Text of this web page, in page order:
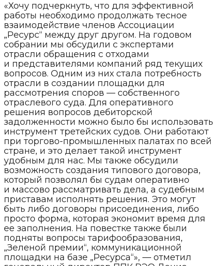
«Хочу подчеркнуть, что для эффективной
работы необходимо продолжать тесное
взаимодействие членов Ассоциации
„Ресурс“ между друг другом. На годовом
собрании мы обсудили с экспертами
отрасли обращения с отходами
и представителями компаний ряд текущих
вопросов. Одним из них стала потребность
отрасли в создании площадки для
рассмотрения споров — собственного
отраслевого суда. Для оперативного
решения вопросов дебиторской
задолженности можно было бы использовать
инструмент третейских судов. Они работают
при торгово-промышленных палатах по всей
стране, и это делает такой инструмент
удобным для нас. Мы также обсудили
возможность создания типового договора,
который позволял бы судам оперативно
и массово рассматривать дела, а судебным
приставам исполнять решения. Это могут
быть либо договоры присоединения, либо
просто форма, которая экономит время для
ее заполнения. На повестке также были
подняты вопросы тарифообразования,
„Зеленой премии“, коммуникационной
площадки на базе „Ресурса“», — отметил